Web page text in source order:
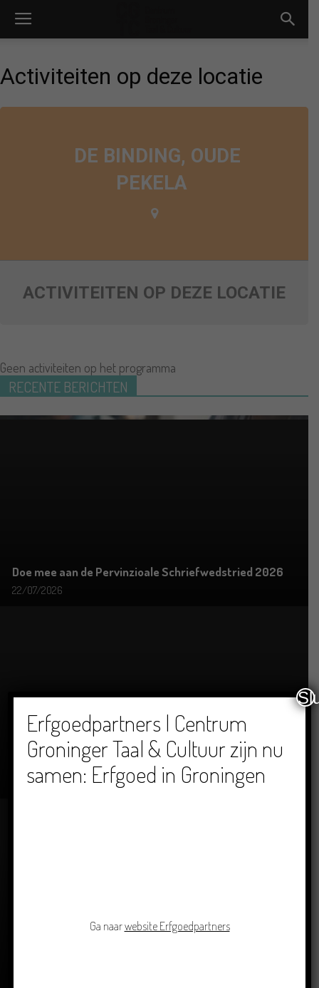
Activiteiten op deze locatie
DE BINDING, OUDE
PEKELA
ACTIVITEITEN OP DEZE LOCATIE
Geen activiteiten op het programma
RECENTE BERICHTEN
Doe mee aan de Pervinzioale Schriefwedstried 2026
22/07/2026
Dichters in de Prinsentuin: Verslag Zomor Wat
29/06/2026
Erfgoedpartners | Centrum
Groninger Taal & Cultuur zijn nu
samen: Erfgoed in Groningen
Ga naarwebsite Erfgoedpartners